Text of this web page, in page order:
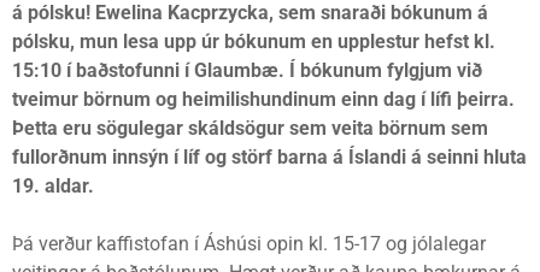
á pólsku! Ewelina Kacprzycka, sem snaraði bókunum á
pólsku, mun lesa upp úr bókunum en upplestur hefst kl.
15:10 í baðstofunni í Glaumbæ. Í bókunum fylgjum við
tveimur börnum og heimilishundinum einn dag í lífi þeirra.
Þetta eru sögulegar skáldsögur sem veita börnum sem
fullorðnum innsýn í líf og störf barna á Íslandi á seinni hluta
19. aldar.
Þá verður kaffistofan í Áshúsi opin kl. 15-17 og jólalegar